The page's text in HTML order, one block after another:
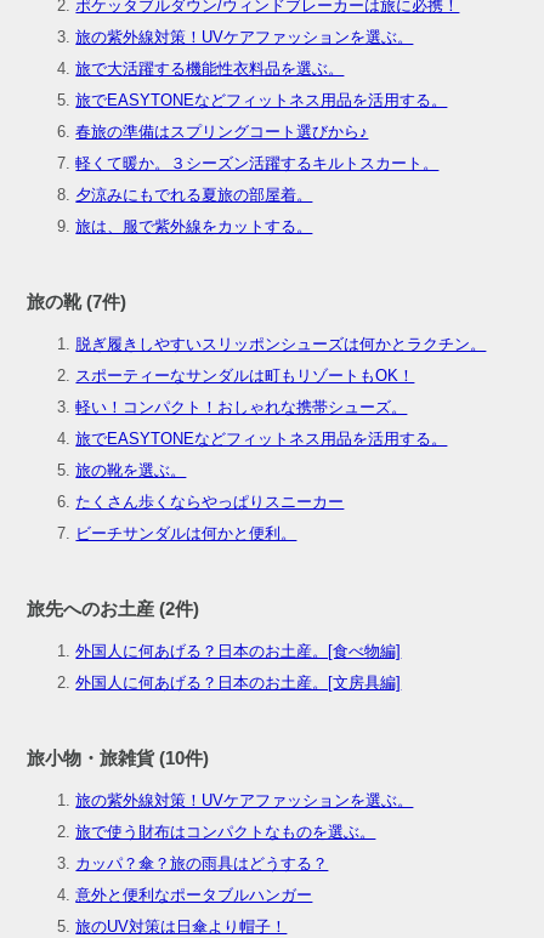
ポケッタブルダウン/ウィンドブレーカーは旅に必携！
旅の紫外線対策！UVケアファッションを選ぶ。
旅で大活躍する機能性衣料品を選ぶ。
旅でEASYTONEなどフィットネス用品を活用する。
春旅の準備はスプリングコート選びから♪
軽くて暖か。３シーズン活躍するキルトスカート。
夕涼みにもでれる夏旅の部屋着。
旅は、服で紫外線をカットする。
旅の靴 (7件)
脱ぎ履きしやすいスリッポンシューズは何かとラクチン。
スポーティーなサンダルは町もリゾートもOK！
軽い！コンパクト！おしゃれな携帯シューズ。
旅でEASYTONEなどフィットネス用品を活用する。
旅の靴を選ぶ。
たくさん歩くならやっぱりスニーカー
ビーチサンダルは何かと便利。
旅先へのお土産 (2件)
外国人に何あげる？日本のお土産。[食べ物編]
外国人に何あげる？日本のお土産。[文房具編]
旅小物・旅雑貨 (10件)
旅の紫外線対策！UVケアファッションを選ぶ。
旅で使う財布はコンパクトなものを選ぶ。
カッパ？傘？旅の雨具はどうする？
意外と便利なポータブルハンガー
旅のUV対策は日傘より帽子！